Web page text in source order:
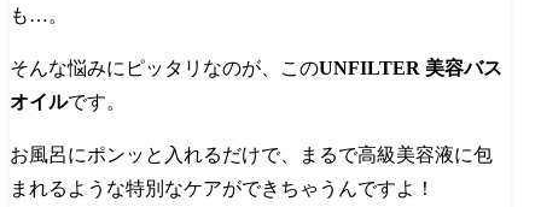
も…。
そんな悩みにピッタリなのが、このUNFILTER 美容バス
オイルです。
お風呂にポンッと入れるだけで、まるで高級美容液に包
まれるような特別なケアができちゃうんですよ！